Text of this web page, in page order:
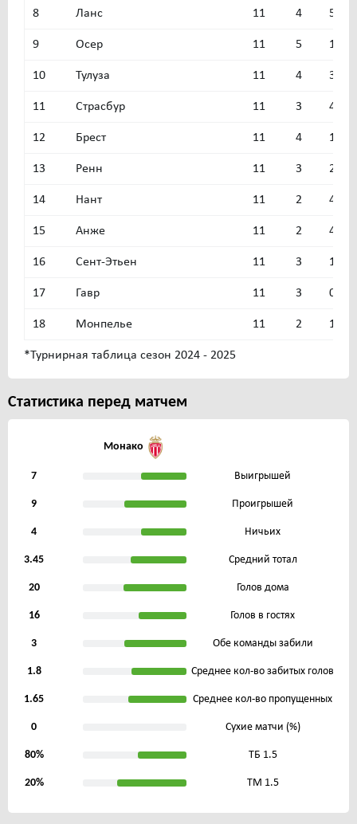
8 Ланс 11 4 5
9 Осер 11 5 1
10 Тулуза 11 4 3
11 Страсбур 11 3 4
12 Брест 11 4 1
13 Ренн 11 3 2
14 Нант 11 2 4
15 Анже 11 2 4
16 Сент-Этьен 11 3 1
17 Гавр 11 3 0
18 Монпелье 11 2 1
*Турнирная таблица сезон 2024 - 2025
Статистика перед матчем
Монако
7 Выигрышей
9 Проигрышей
4 Ничьих
3.45 Средний тотал
20 Голов дома
16 Голов в гостях
3 Обе команды забили
1.8 Среднее кол-во забитых голов
1.65 Среднее кол-во пропущенных
0 Сухие матчи (%)
80% ТБ 1.5
20% ТМ 1.5